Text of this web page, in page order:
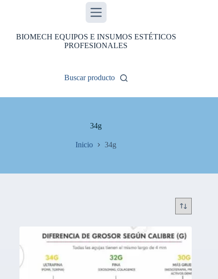
BIOMECH EQUIPOS E INSUMOS ESTÉTICOS
PROFESIONALES
Buscar producto
34g
Inicio 34g